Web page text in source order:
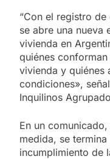
“Con el registro
se abre una nueva
vivienda en
quiénes
vivienda y quiénes
condiciones»,
Inquilinos
En un
medida, se
incumplimiento de